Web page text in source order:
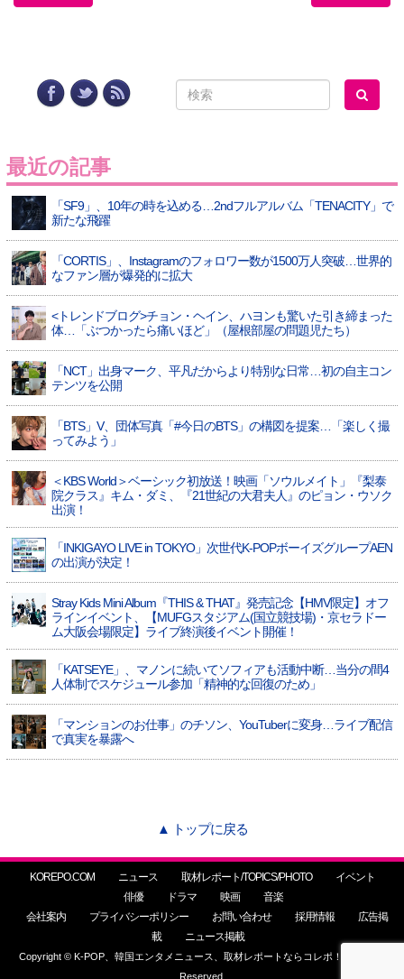
最近の記事
「SF9」、10年の時を込める…2ndフルアルバム「TENACITY」で
新たな飛躍
「CORTIS」、Instagramのフォロワー数が1500万人突破…世界的
なファン層が爆発的に拡大
<トレンドブログ>チョン・ヘイン、ハヨンも驚いた引き締まった
体…「ぶつかったら痛いほど」（屋根部屋の問題児たち）
「NCT」出身マーク、平凡だからより特別な日常…初の自主コン
テンツを公開
「BTS」V、団体写真「#今日のBTS」の構図を提案…「楽しく撮
ってみよう」
＜KBS World＞ベーシック初放送！映画「ソウルメイト」『梨泰
院クラス』キム・ダミ、『21世紀の大君夫人』のピョン・ウソク
出演！
「INKIGAYO LIVE in TOKYO」次世代K-POPボーイズグループAEN
の出演が決定！
Stray Kids Mini Album『THIS & THAT』発売記念【HMV限定】オフ
ラインイベント、【MUFGスタジアム(国立競技場)・京セラドー
ム大阪会場限定】ライブ終演後イベント開催！
「KATSEYE」、マノンに続いてソフィアも活動中断…当分の間4
人体制でスケジュール参加「精神的な回復のため」
「マンションのお仕事」のチソン、YouTuberに変身…ライブ配信
で真実を暴露へ
▲ トップに戻る
KOREPO.COM ニュース 取材レポート/TOPICS/PHOTO
イベント
俳優
ドラマ 映画
音楽
会社案内
プライバシーポリシー お問い合わせ 採用情報
広告掲
載
ニュース掲載
Copyright © K-POP、韓国エンタメニュース、取材レポートならコレポ！ All Rights
Reserved.